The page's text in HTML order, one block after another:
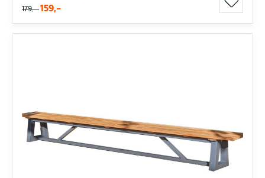
179,- 159,-